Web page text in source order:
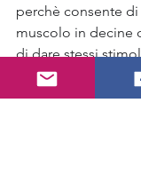
perchè consente di
muscolo in decine
di dare stessi
di variare il
ogni giorno ma